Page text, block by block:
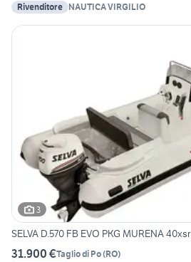
Rivenditore NAUTICA VIRGILIO
3
SELVA D.570 FB EVO PKG MURENA 40xsr
31.900 €Taglio di Po(RO)